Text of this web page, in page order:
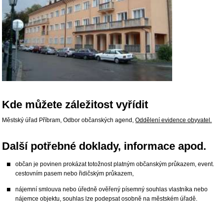
Kde můžete záležitost vyřídit
Městský úřad Příbram, Odbor občanských agend,Oddělení evidence obyvatel.
Další potřebné doklady, informace apod.
občan je povinen prokázat totožnost platným občanským průkazem, event.
cestovním pasem nebo řidičským průkazem,
nájemní smlouva nebo úředně ověřený písemný souhlas vlastníka nebo
nájemce objektu, souhlas lze podepsat osobně na městském úřadě.